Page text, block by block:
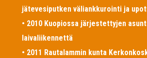
jätevesiputken väliankkurointi ja
• 2010 Kuopiossa järjestettyjen
laivaliikennettä
• 2011 Rautalammin kunta